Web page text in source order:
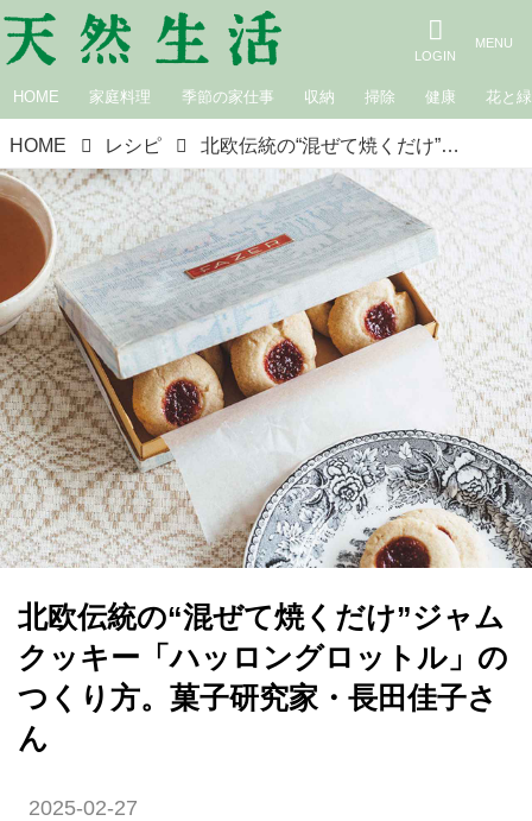
HOME 家庭料理 季節の家仕事 収納 掃除 健康 花と緑
HOME レシピ 北欧伝統の“混ぜて焼くだけ”ジャムクッキー「ハッロングロットル」のつくり方。菓子研究家・長田佳子さん
北欧伝統の“混ぜて焼くだけ”ジャム
クッキー「ハッロングロットル」の
つくり方。菓子研究家・長田佳子さ
ん
2025-02-27